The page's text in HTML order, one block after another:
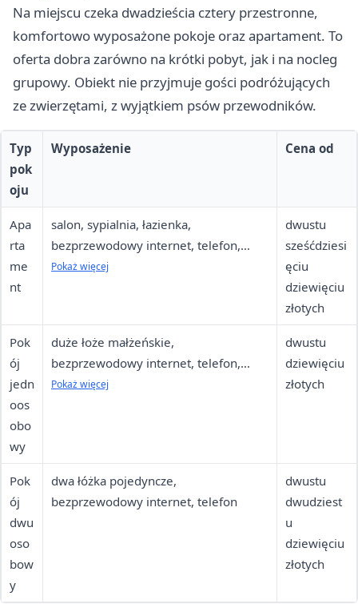
Na miejscu czeka dwadzieścia cztery przestronne,
komfortowo wyposażone pokoje oraz apartament. To
oferta dobra zarówno na krótki pobyt, jak i na nocleg
grupowy. Obiekt nie przyjmuje gości podróżujących
ze zwierzętami, z wyjątkiem psów przewodników.
Typ
pok
oju
Wyposażenie Cena od
Apa
rta
me
nt
salon, sypialnia, łazienka,
bezprzewodowy internet, telefon,
telewizor, lodówka, zestaw
Pokaż więcej
dwustu
sześćdziesi
ęciu
dziewięciu
złotych
Pok
ój
jedn
oos
obo
wy
duże łoże małżeńskie,
bezprzewodowy internet, telefon,
telewizor, ręczniki
Pokaż więcej
dwustu
dziewięciu
złotych
Pok
ój
dwu
oso
bow
y
dwa łóżka pojedyncze,
bezprzewodowy internet, telefon
dwustu
dwudziest
u
dziewięciu
złotych